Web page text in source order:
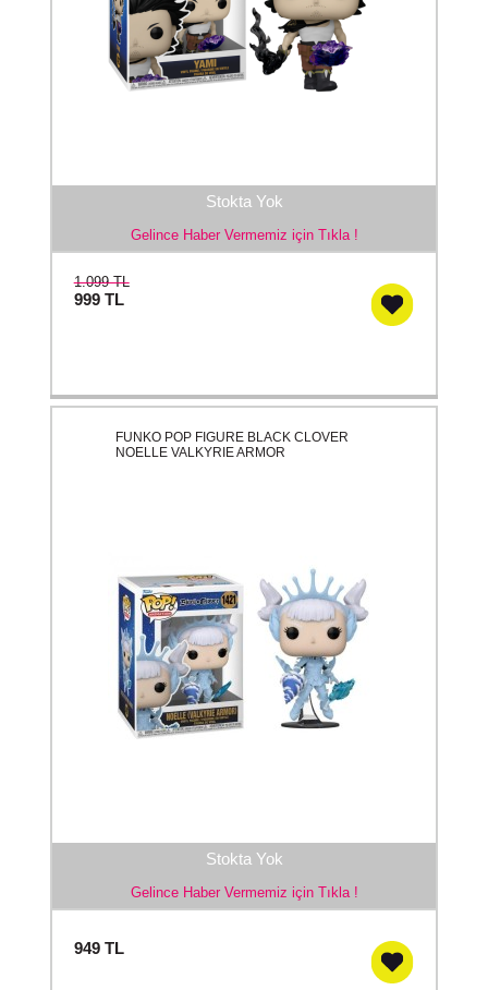
Stokta Yok
Gelince Haber Vermemiz için Tıkla !
1.099 TL
999 TL
Stokta Yok
Gelince Haber Vermemiz için Tıkla !
FUNKO POP FIGURE BLACK CLOVER
NOELLE VALKYRIE ARMOR
949 TL